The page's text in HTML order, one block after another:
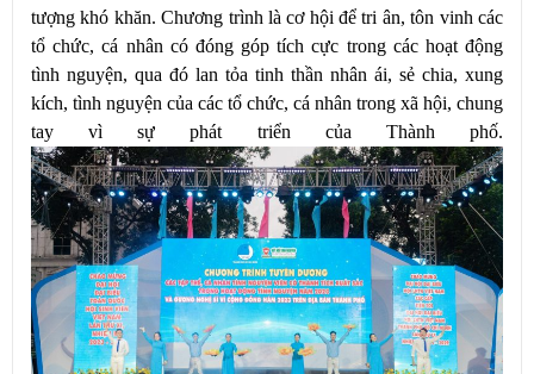
tượng khó khăn. Chương trình là cơ hội để tri ân, tôn vinh các
tổ chức, cá nhân có đóng góp tích cực trong các hoạt động
tình nguyện, qua đó lan tỏa tinh thần nhân ái, sẻ chia, xung
kích, tình nguyện của các tổ chức, cá nhân trong xã hội, chung
tay vì sự phát triển của Thành phố.